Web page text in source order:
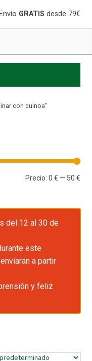
Envío GRATIS desde 79€
con quinoa”
Precio:0 € — 50 €
del 12 al 30 de
este
a partir
y feliz